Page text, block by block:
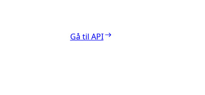
Gå til API